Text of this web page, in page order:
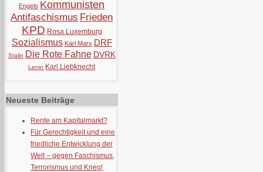
Engels Kommunisten
Antifaschismus Frieden
KPD Rosa Luxemburg
Sozialismus Karl Marx DRF
Stalin Die Rote Fahne DVRK
Lenin Karl Liebknecht
Neueste Beiträge
Rente am Kapitalmarkt?
Für Gerechtigkeit und eine
friedliche Entwicklung der
Welt – gegen Faschismus,
Terrorismus und Krieg!